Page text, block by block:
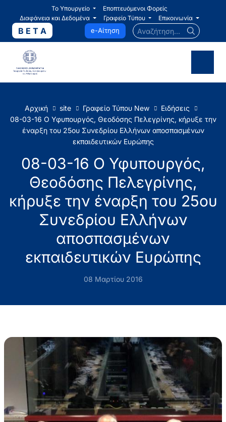
Το Υπουργείο
Εποπτευόμενοι Φορείς
Διαφάνεια και Δεδομένα
Γραφείο Τύπου Επικοινωνία
B E T A e-Αίτηση Αναζήτηση...
Αρχική site Γραφείο Τύπου New
Ειδήσεις
08-03-16 Ο Υφυπουργός, Θεοδόσης Πελεγρίνης, κήρυξε την
έναρξη του 25ου Συνεδρίου Ελλήνων αποσπασμένων
εκπαιδευτικών Ευρώπης
08-03-16 Ο Υφυπουργός,
Θεοδόσης Πελεγρίνης,
κήρυξε την έναρξη του 25ου
Συνεδρίου Ελλήνων
αποσπασμένων
εκπαιδευτικών Ευρώπης
08 Μαρτίου 2016